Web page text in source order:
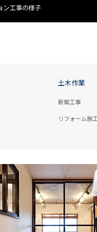
ン工事の様子
土木作業
新築工事
リフォーム施